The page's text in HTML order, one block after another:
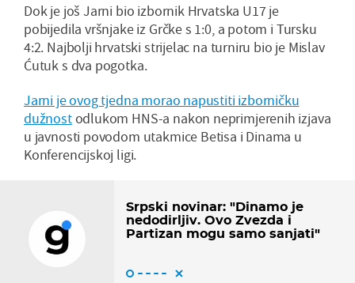
Dok je još Jarni bio izbornik Hrvatska U17 je
pobijedila vršnjake iz Grčke s 1:0, a potom i Tursku
4:2. Najbolji hrvatski strijelac na turniru bio je Mislav
Ćutuk s dva pogotka.
Jarni je ovog tjedna morao napustiti izborničku
dužnostodlukom HNS-a nakon neprimjerenih izjava
u javnosti povodom utakmice Betisa i Dinama u
Konferencijskoj ligi.
Srpski novinar: "Dinamo je
nedodirljiv. Ovo Zvezda i
Partizan mogu samo sanjati"